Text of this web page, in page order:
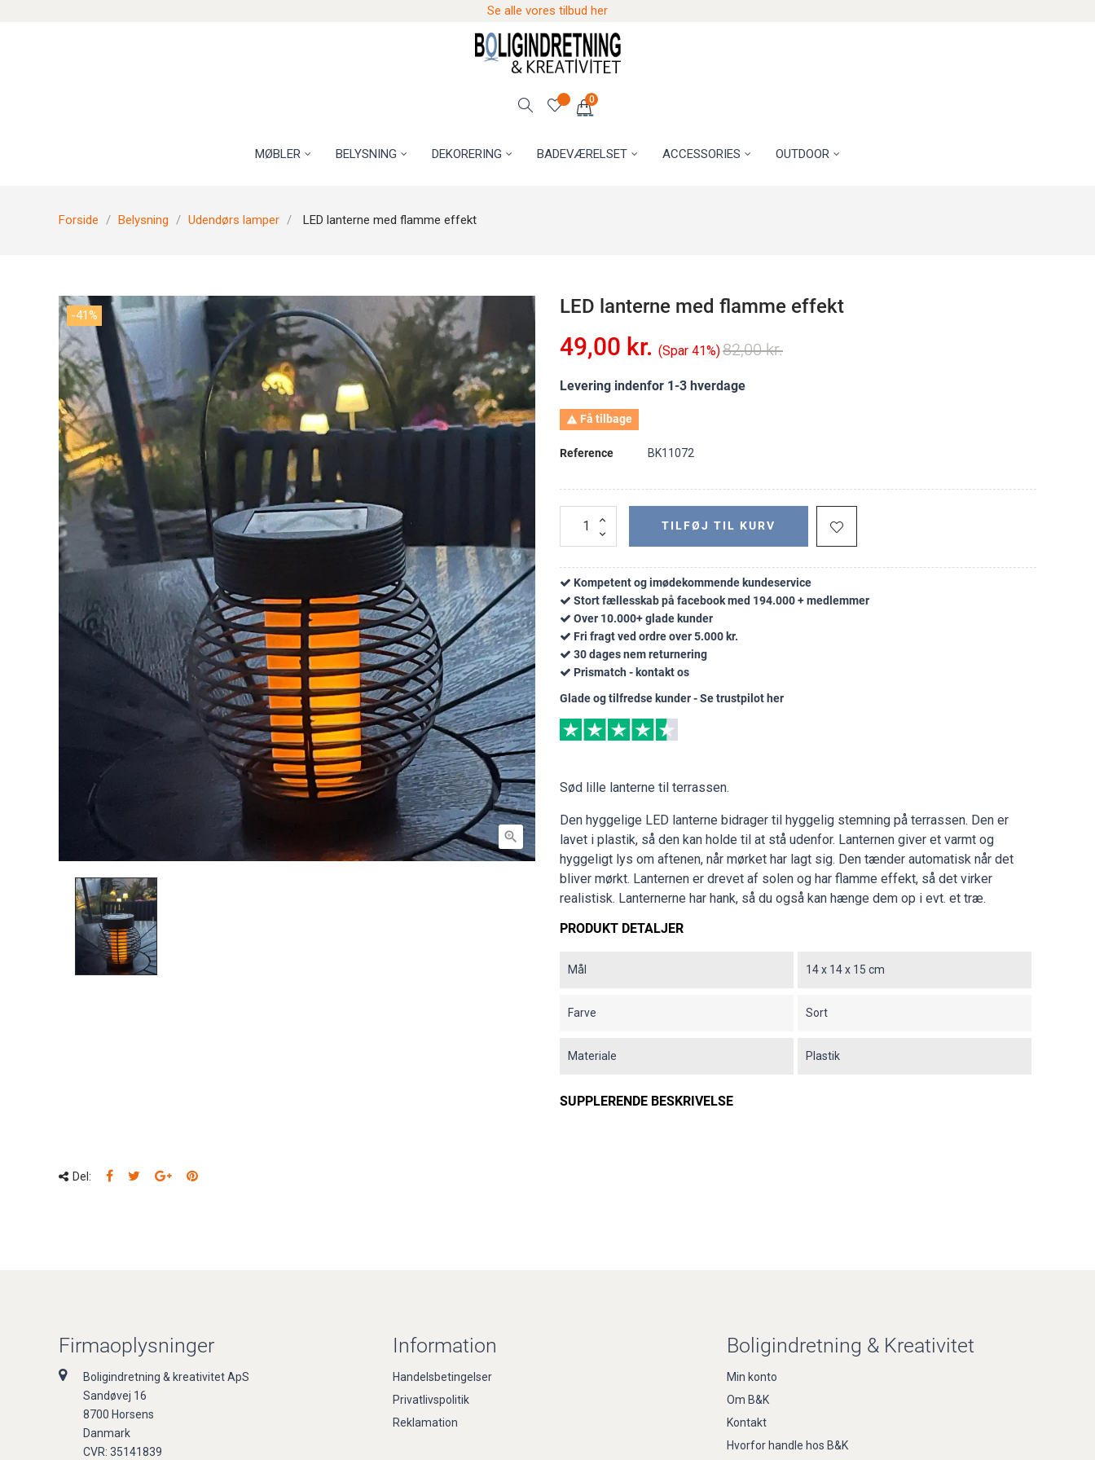
Se alle vores tilbud her
0
MØBLER BELYSNING DEKORERING BADEVÆRELSET ACCESSORIES OUTDOOR
Forside Belysning Udendørs lamper LED lanterne med flamme effekt
-41%

LED lanterne med flamme effekt
49,00 kr. Spar 41% 82,00 kr.
Levering indenfor 1-3 hverdage
 Få tilbage
Reference BK11072
TILFØJ TIL KURV
Kompetent og imødekommende kundeservice
Stort fællesskab på facebook med 194.000 + medlemmer
Over 10.000+ glade kunder
Fri fragt ved ordre over 5.000 kr.
30 dages nem returnering
Prismatch - kontakt os
Glade og tilfredse kunder - Se trustpilot her
Sød lille lanterne til terrassen.
Den hyggelige LED lanterne bidrager til hyggelig stemning på terrassen. Den er
lavet i plastik, så den kan holde til at stå udenfor. Lanternen giver et varmt og
hyggeligt lys om aftenen, når mørket har lagt sig. Den tænder automatisk når det
bliver mørkt. Lanternen er drevet af solen og har flamme effekt, så det virker
realistisk. Lanternerne har hank, så du også kan hænge dem op i evt. et træ.
PRODUKT DETALJER
Mål 14 x 14 x 15 cm
Farve Sort
Materiale Plastik
SUPPLERENDE BESKRIVELSE
Del:
Firmaoplysninger
Boligindretning & kreativitet ApS
Sandøvej 16
8700 Horsens
Danmark
CVR: 35141839
Information
Handelsbetingelser
Privatlivspolitik
Reklamation
Boligindretning & Kreativitet
Min konto
Om B&K
Kontakt
Hvorfor handle hos B&K